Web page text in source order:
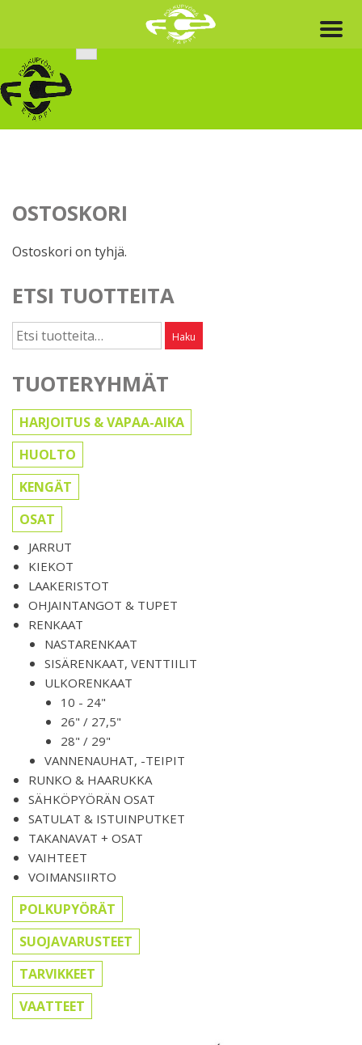
content
OSTOSKORI
Ostoskori on tyhjä.
ETSI TUOTTEITA
Etsi: Haku
TUOTERYHMÄT
HARJOITUS & VAPAA-AIKA
HUOLTO
KENGÄT
OSAT
JARRUT
KIEKOT
LAAKERISTOT
OHJAINTANGOT & TUPET
RENKAAT
NASTARENKAAT
SISÄRENKAAT, VENTTIILIT
ULKORENKAAT
10 - 24"
26" / 27,5"
28" / 29"
VANNENAUHAT, -TEIPIT
RUNKO & HAARUKKA
SÄHKÖPYÖRÄN OSAT
SATULAT & ISTUINPUTKET
TAKANAVAT + OSAT
VAIHTEET
VOIMANSIIRTO
POLKUPYÖRÄT
SUOJAVARUSTEET
TARVIKKEET
VAATTEET